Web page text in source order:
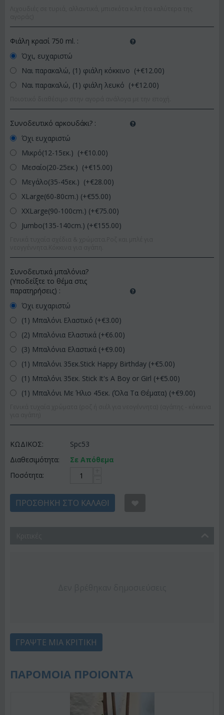
Φιάλη κρασί 750 ml. :
Όχι, ευχαριστώ
Ναι παρακαλώ, (1) φιάλη κόκκινο (+€12.00)
Ναι παρακαλώ, (1) φιάλη λευκό (+€12.00)
Συνοδευτικό αρκουδάκι? :
Όχι ευχαριστώ
Μικρό(12-15εκ.) (+€10.00)
Μεσαίο(20-25εκ.) (+€15.00)
Μεγάλο(35-45εκ.) (+€28.00)
XLarge(60-80cm.) (+€55.00)
XXLarge(90-100cm.) (+€75.00)
Jumbo(135-140cm.) (+€155.00)
Συνοδευτικά μπαλόνια?
(Υποδείξτε το θέμα στις
παρατηρήσεις) :
Όχι ευχαριστώ
(1) Μπαλόνι Ελαστικό (+€3.00)
(2) Μπαλόνια Ελαστικά (+€6.00)
(3) Μπαλόνια Ελαστικά (+€9.00)
(1) Μπαλόνι 35εκ.Stick Happy Birthday (+€5.00)
(1) Μπαλόνι 35εκ. Stick It's A Boy or Girl (+€5.00)
(1) Μπαλόνι Με Ήλιο 45εκ. (Όλα Τα Θέματα) (+€9.00)
ΚΩΔΙΚΟΣ:
Spc53
Διαθεσιμότητα:
Σε Απόθεμα
Ποσότητα:
ΠΡΟΣΘΉΚΗ ΣΤΟ ΚΑΛΆΘΙ
ΓΡΆΨΤΕ ΜΙΑ ΚΡΙΤΙΚΉ
ΠΑΡΟΜΟΙΑ ΠΡΟΙΟΝΤΑ